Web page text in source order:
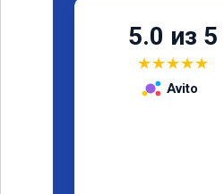
5.0 из 5
★★★★★
Avito